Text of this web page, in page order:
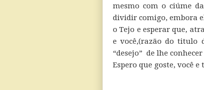
mesmo com o ciúme
dividir comigo, embora
o Tejo e esperar que,
e você,(razão do titulo
“desejo” de lhe
Espero que goste, você